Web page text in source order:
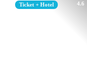
4.6
Ticket + Hotel